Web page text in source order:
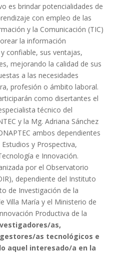
es brindar potencialidades de
con empleo de las
y la Comunicación (TIC)
la información
confiable, sus ventajas,
mejorando la calidad de sus
a las necesidades
profesión o ámbito laboral.
como disertantes el
técnico del
y la Mg. Adriana Sánchez
ambos dependientes
y Prospectiva,
e Innovación.
por el Observatorio
dependiente del Instituto
de Investigación de la
Villa María y el Ministerio de
Productiva de la
as,
as tecnológicos e
aquel interesado/a en la